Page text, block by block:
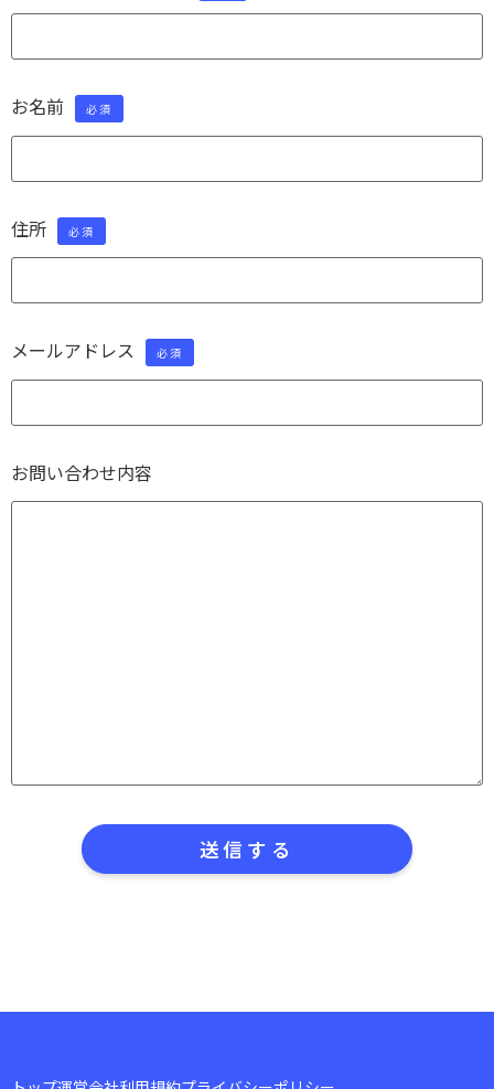
お名前 必須
住所 必須
メールアドレス 必須
お問い合わせ内容